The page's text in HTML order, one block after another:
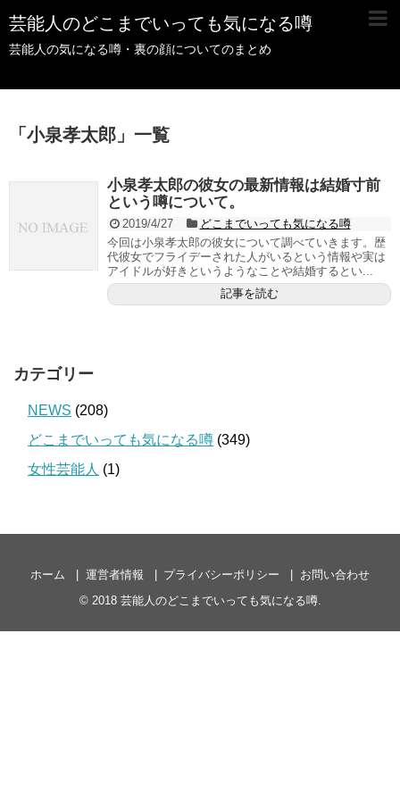
芸能人のどこまでいっても気になる噂
芸能人の気になる噂・裏の顔についてのまとめ
「 小泉孝太郎 」 一覧
小泉孝太郎の彼女の最新情報は結婚寸前
という噂について。
2019/4/27
どこまでいっても気になる噂
今回は小泉孝太郎の彼女について調べていきます。歴
代彼女でフライデーされた人がいるという情報や実は
アイドルが好きというようなことや結婚するとい...
記事を読む
カテゴリー
NEWS (208)
どこまでいっても気になる噂 (349)
女性芸能人 (1)
ホーム 運営者情報 プライバシーポリシー
お問い合わせ
© 2018 芸能人のどこまでいっても気になる噂.